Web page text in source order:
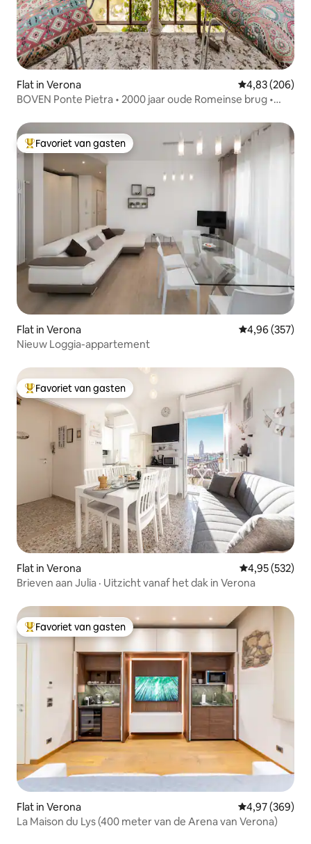
Flat in Verona Gemiddelde
4,83 (206)
BOVEN Ponte Pietra • 2000 jaar oude Romeinse brug •
Topfavoriet van gasten
Favoriet van gasten
Flat in Verona Gemiddelde
4,96 (357)
Nieuw Loggia-appartement
Topfavoriet van gasten
Favoriet van gasten
Flat in Verona Gemiddelde
4,95 (532)
Brieven aan Julia · Uitzicht vanaf het dak in Verona
Topfavoriet van gasten
Favoriet van gasten
Flat in Verona Gemiddelde
4,97 (369)
La Maison du Lys (400 meter van de Arena van Verona)